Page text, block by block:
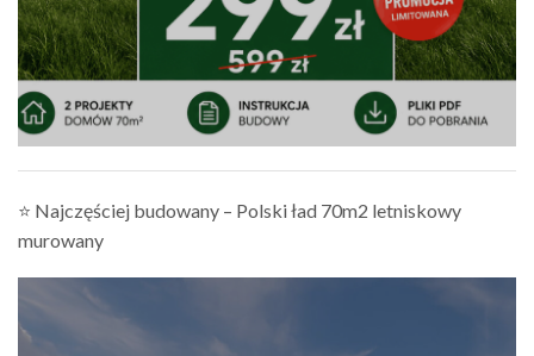
⭐ Najczęściej budowany – Polski ład 70m2 letniskowy
murowany